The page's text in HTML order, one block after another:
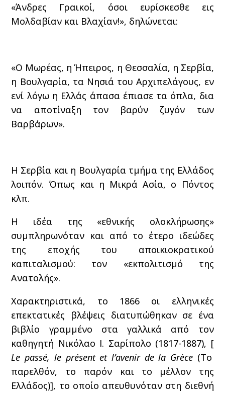
«Άνδρες Γραικοί, όσοι ευρίσκεσθε εις
Μολδαβίαν και Βλαχίαν!», δηλώνεται:
«Ο Μωρέας, η Ήπειρος, η Θεσσαλία, η Σερβία,
η Βουλγαρία, τα Νησιά του Αρχιπελάγους, εν
ενί λόγω η Ελλάς άπασα έπιασε τα όπλα, δια
να αποτίναξη τον βαρύν ζυγόν των
Βαρβάρων».
Η Σερβία και η Βουλγαρία τμήμα της Ελλάδος
λοιπόν. Όπως και η Μικρά Ασία, ο Πόντος
κλπ.
Η ιδέα της «εθνικής ολοκλήρωσης»
συμπληρωνόταν και από το έτερο ιδεώδες
της εποχής του αποικιοκρατικού
καπιταλισμού: τον «εκπολιτισμό της
Ανατολής».
Χαρακτηριστικά, το 1866 οι ελληνικές
επεκτατικές βλέψεις διατυπώθηκαν σε ένα
βιβλίο γραμμένο στα γαλλικά από τον
καθηγητή Νικόλαο Ι. Σαρίπολο (1817-1887), [
Le passé, le présent et l’avenir de la Grèce (Το
παρελθόν, το παρόν και το μέλλον της
Ελλάδος)], το οποίο απευθυνόταν στη διεθνή